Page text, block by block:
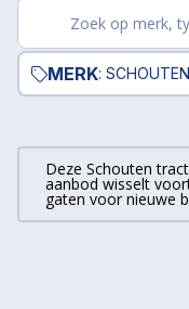
producten
MERK: SCHOUTEN
Deze Schouten
aanbod wisselt
gaten voor nieuwe